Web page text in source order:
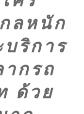
ลหนัก
ริการ
กรถ
ด้วย